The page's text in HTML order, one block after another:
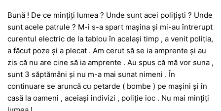
Bună ! De ce mințiți lumea ? Unde sunt acei polițiști ? Unde
sunt acele patrule ? M-i s-a spart mașina și mi-au întrerupt
curentul electric de la tablou în același timp , a venit poliția,
a făcut poze și a plecat . Am cerut să se ia amprente și au
zis că nu are cine să ia amprente . Au spus că mă vor suna ,
sunt 3 săptămâni și nu m-a mai sunat nimeni . În
continuare se aruncă cu petarde ( bombe ) pe mașini și în
casă la oameni , aceiași indivizi , poliție ioc . Nu mai mințiți